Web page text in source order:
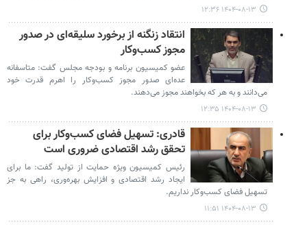
۱۴۰۴-۰۸-۱۳ ۱۲:۳۶
انتقاد زنگنه از برخورد سلیقه‌ای در صدور
مجوز کسب‌وکار
عضو کمیسیون برنامه و بودجه مجلس گفت: متاسفانه
عده‌ای صدور مجوز کسب‌وکار را اهرم قدرت خود
می‌دانند و به هر که بخواهند مجوز می‌دهند.
۱۴۰۴-۰۸-۱۳ ۱۲:۳۵
قادری: تسهیل فضای کسب‌وکار برای
تحقق رشد اقتصادی ضروری است
رئیس کمیسیون ویژه حمایت از تولید گفت: ما برای
ایجاد رشد اقتصادی و افزایش بهره‌وری، راهی به جز
تسهیل فضای کسب‌وکار نداریم.
۱۴۰۴-۰۸-۱۳ ۱۱:۵۱